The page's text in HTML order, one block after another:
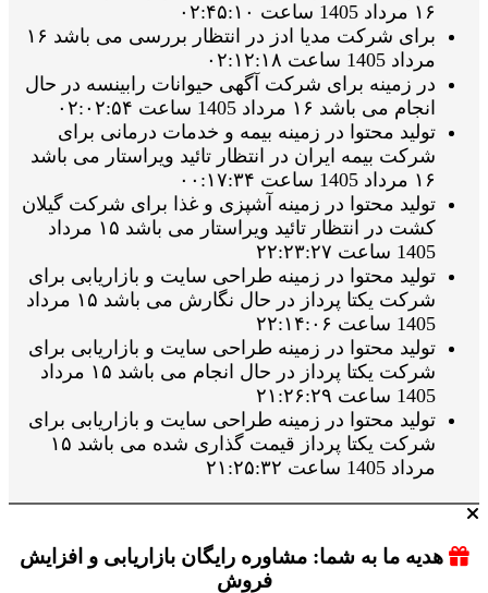
۱۶ مرداد 1405 ساعت ۰۲:۴۵:۱۰
برای شرکت مدیا ادز در انتظار بررسی می باشد ۱۶
مرداد 1405 ساعت ۰۲:۱۲:۱۸
در زمینه برای شرکت آگهی حیوانات رابینسه در حال
انجام می باشد ۱۶ مرداد 1405 ساعت ۰۲:۰۲:۵۴
تولید محتوا در زمینه بیمه و خدمات درمانی برای
شرکت بیمه ایران در انتظار تائید ویراستار می باشد
۱۶ مرداد 1405 ساعت ۰۰:۱۷:۳۴
تولید محتوا در زمینه آشپزی و غذا برای شرکت گیلان
کشت در انتظار تائید ویراستار می باشد ۱۵ مرداد
1405 ساعت ۲۲:۲۳:۲۷
تولید محتوا در زمینه طراحی سایت و بازاریابی برای
شرکت یکتا پرداز در حال نگارش می باشد ۱۵ مرداد
1405 ساعت ۲۲:۱۴:۰۶
تولید محتوا در زمینه طراحی سایت و بازاریابی برای
شرکت یکتا پرداز در حال انجام می باشد ۱۵ مرداد
1405 ساعت ۲۱:۲۶:۲۹
تولید محتوا در زمینه طراحی سایت و بازاریابی برای
شرکت یکتا پرداز قیمت گذاری شده می باشد ۱۵
مرداد 1405 ساعت ۲۱:۲۵:۳۲
هدیه ما به شما: مشاوره رایگان بازاریابی و افزایش
فروش